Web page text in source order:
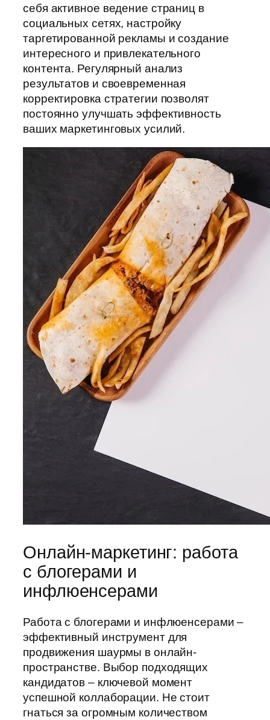
себя активное ведение страниц в
социальных сетях, настройку
таргетированной рекламы и создание
интересного и привлекательного
контента. Регулярный анализ
результатов и своевременная
корректировка стратегии позволят
постоянно улучшать эффективность
ваших маркетинговых усилий.
Онлайн-маркетинг: работа
с блогерами и
инфлюенсерами
Работа с блогерами и инфлюенсерами –
эффективный инструмент для
продвижения шаурмы в онлайн-
пространстве. Выбор подходящих
кандидатов – ключевой момент
успешной коллаборации. Не стоит
гнаться за огромным количеством